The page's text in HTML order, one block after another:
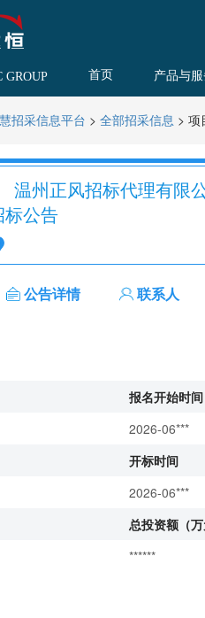
GROUP 首页 产品与服
慧招采信息平台 > 全部招采信息 > 项
温州正风招标代理有限
公告
公告详情 联系人
报名开始时间
2026-06***
开标时间
2026-06***
总投资额（万
******